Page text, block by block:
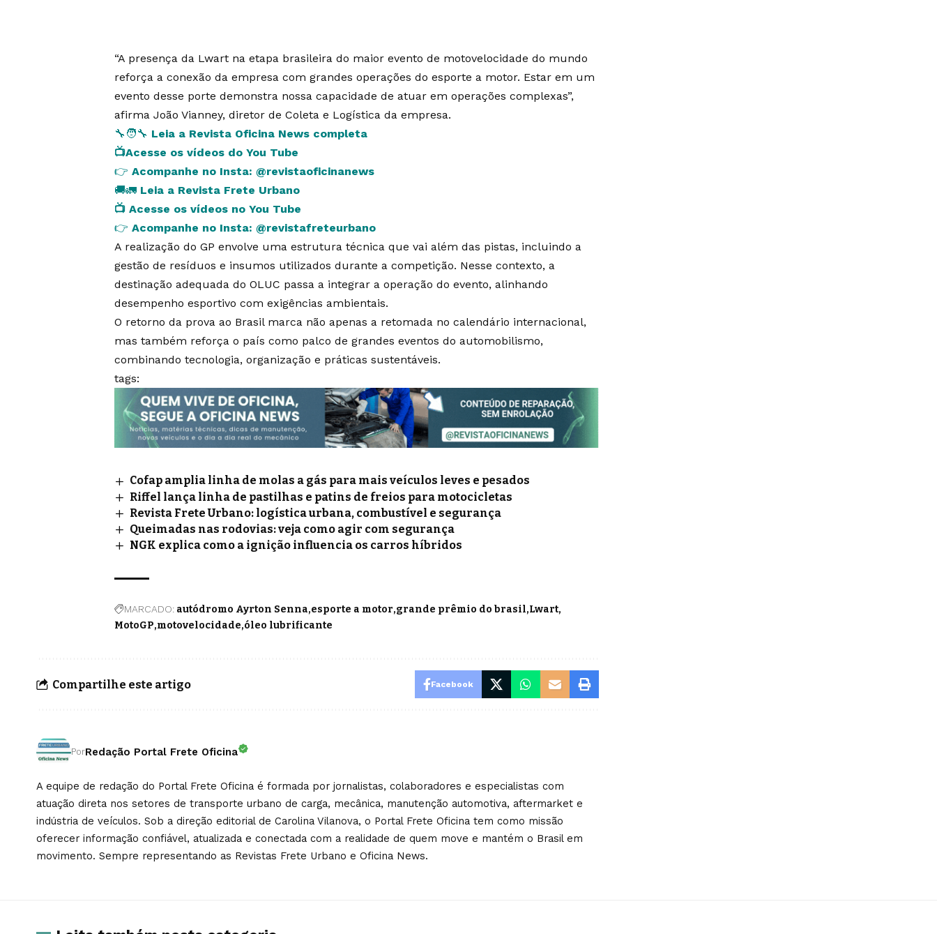
“A presença da Lwart na etapa brasileira do maior evento de motovelocidade do mundo
reforça a conexão da empresa com grandes operações do esporte a motor. Estar em um
evento desse porte demonstra nossa capacidade de atuar em operações complexas”,
afirma João Vianney, diretor de Coleta e Logística da empresa.
🔧🧑‍🔧 Leia a Revista Oficina News completa
📺Acesse os vídeos do You Tube
👉 Acompanhe no Insta: @revistaoficinanews
🚚🚛 Leia a Revista Frete Urbano
📺 Acesse os vídeos no You Tube
👉 Acompanhe no Insta: @revistafreteurbano
A realização do GP envolve uma estrutura técnica que vai além das pistas, incluindo a
gestão de resíduos e insumos utilizados durante a competição. Nesse contexto, a
destinação adequada do OLUC passa a integrar a operação do evento, alinhando
desempenho esportivo com exigências ambientais.
O retorno da prova ao Brasil marca não apenas a retomada no calendário internacional,
mas também reforça o país como palco de grandes eventos do automobilismo,
combinando tecnologia, organização e práticas sustentáveis.
tags:
Cofap amplia linha de molas a gás para mais veículos leves e pesados
Riffel lança linha de pastilhas e patins de freios para motocicletas
Revista Frete Urbano: logística urbana, combustível e segurança
Queimadas nas rodovias: veja como agir com segurança
NGK explica como a ignição influencia os carros híbridos
MARCADO: autódromo Ayrton Senna esporte a motor grande prêmio do brasil Lwart
MotoGP motovelocidade óleo lubrificante
Compartilhe este artigo Facebook
PorRedação Portal Frete Oficina
A equipe de redação do Portal Frete Oficina é formada por jornalistas, colaboradores e especialistas com
atuação direta nos setores de transporte urbano de carga, mecânica, manutenção automotiva, aftermarket e
indústria de veículos. Sob a direção editorial de Carolina Vilanova, o Portal Frete Oficina tem como missão
oferecer informação confiável, atualizada e conectada com a realidade de quem move e mantém o Brasil em
movimento. Sempre representando as Revistas Frete Urbano e Oficina News.